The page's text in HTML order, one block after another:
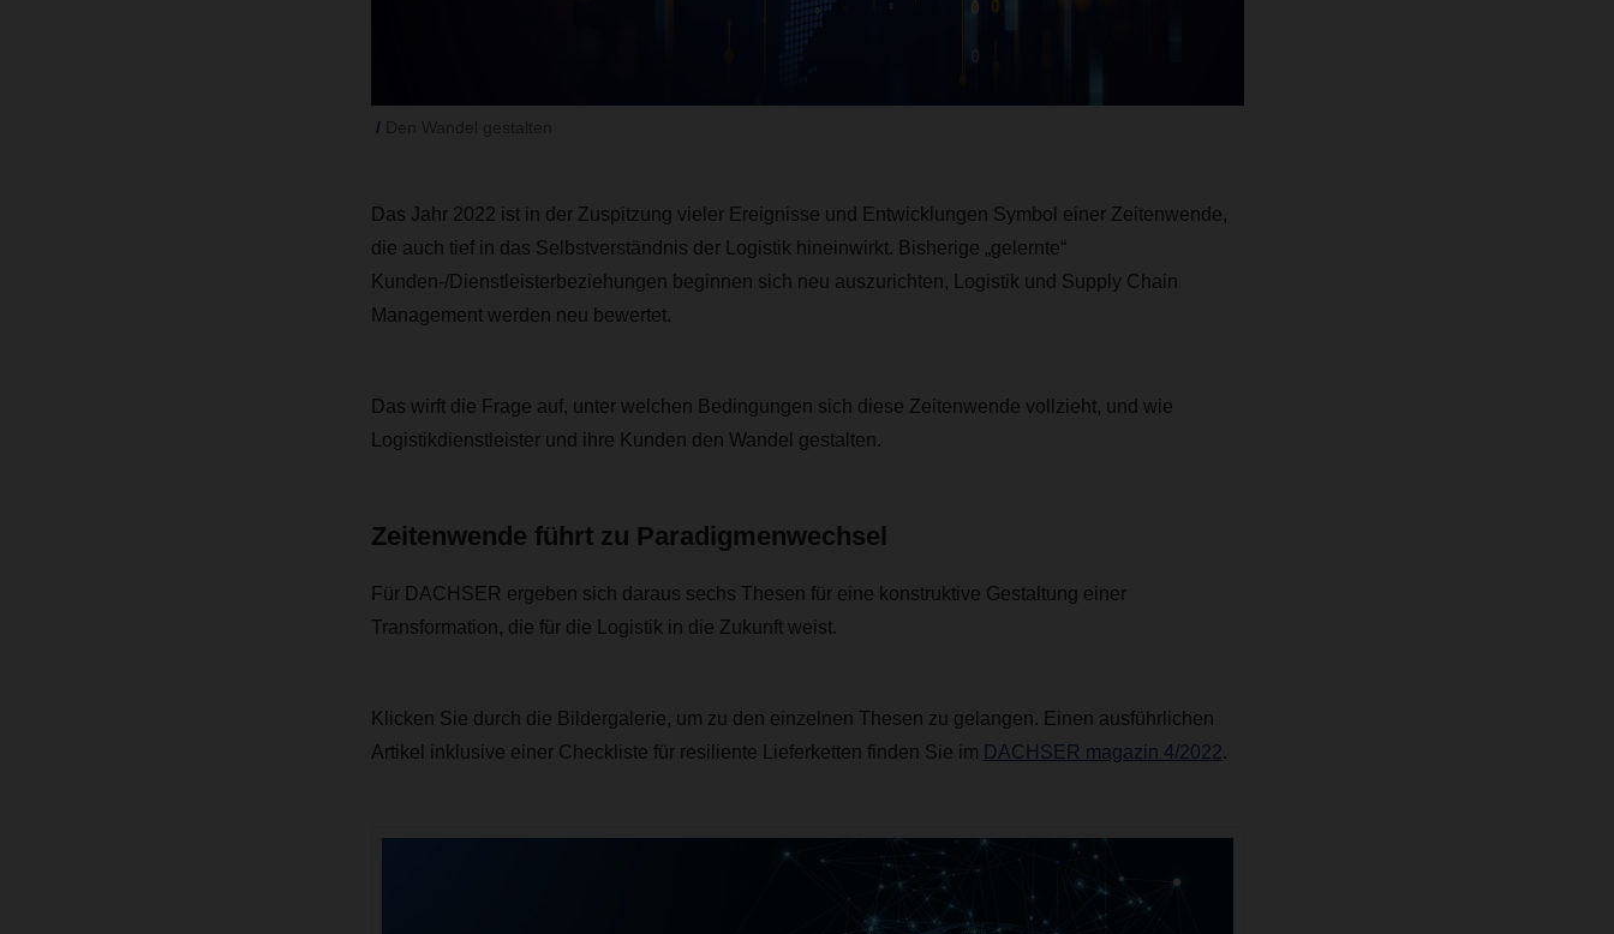
Das Jahr 2022 ist in der Zuspitzung vieler Ereignisse und Entwicklungen Symbol einer Zeitenwende,
die auch tief in das Selbstverständnis der Logistik hineinwirkt. Bisherige „gelernte“
Kunden-/Dienstleisterbeziehungen beginnen sich neu auszurichten, Logistik und Supply Chain
Management werden neu bewertet.
Das wirft die Frage auf, unter welchen Bedingungen sich diese Zeitenwende vollzieht, und wie
Logistikdienstleister und ihre Kunden den Wandel gestalten.
Zeitenwende führt zu Paradigmenwechsel
Für DACHSER ergeben sich daraus sechs Thesen für eine konstruktive Gestaltung einer
Transformation, die für die Logistik in die Zukunft weist.
Klicken Sie durch die Bildergalerie, um zu den einzelnen Thesen zu gelangen. Einen ausführlichen
Artikel inklusive einer Checkliste für resiliente Lieferketten finden Sie im DACHSER magazin 4/2022.